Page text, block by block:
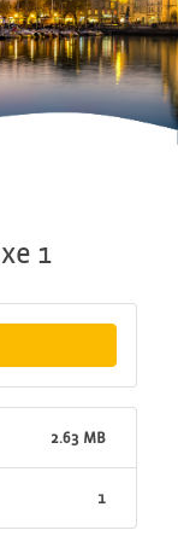
1
2.63 MB
1